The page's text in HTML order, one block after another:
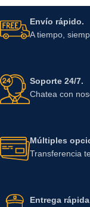
Envío rápido.
A tiempo,
Soporte 24/7.
Chatea con
Múltiples
Transferencia
Entrega